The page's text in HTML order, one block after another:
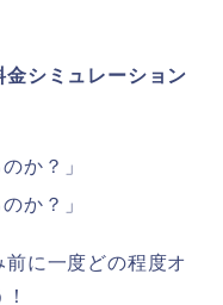
金シミュレーション
か？」
か？」
に一度どの程度オ